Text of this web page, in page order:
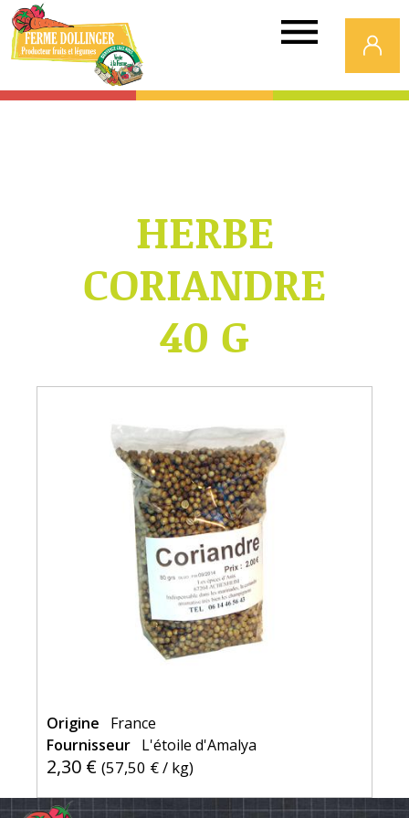
HERBE
CORIANDRE
40 G
Origine
France
Fournisseur L'étoile d'Amalya
2,30 € (57,50 €/ kg)